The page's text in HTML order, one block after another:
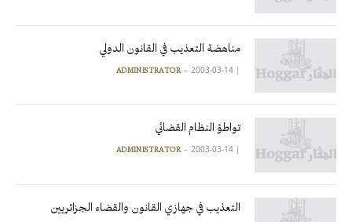
مناهضة التعذيب في القانون الدولي
|
ADMINISTRATOR 2003-03-14
تواطؤ النظام القضائي
|
ADMINISTRATOR 2003-03-14
التعذيب في جهازي القانون والقضاء الجزائريين